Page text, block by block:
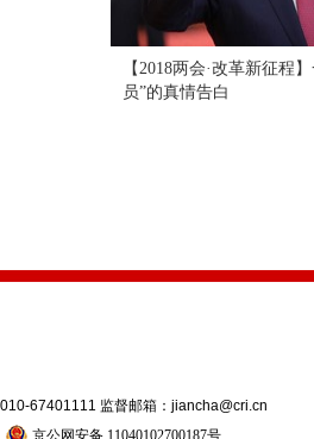
【2018两会·改革新征程
员”的真情告白
67401111 监督邮箱：jiancha@cri.cn
京公网安备 11040102700187号